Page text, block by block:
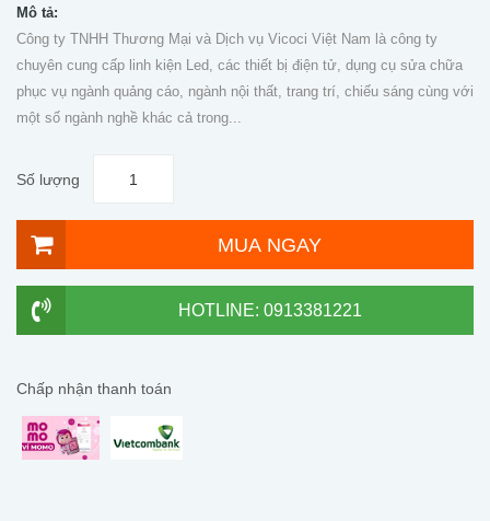
Mô tả:
Công ty TNHH Thương Mại và Dịch vụ Vicoci Việt Nam là công ty
chuyên cung cấp linh kiện Led, các thiết bị điện tử, dụng cụ sửa chữa
phục vụ ngành quảng cáo, ngành nội thất, trang trí, chiếu sáng cùng với
một số ngành nghề khác cả trong...
Số lượng
MUA NGAY
HOTLINE: 0913381221
Chấp nhận thanh toán